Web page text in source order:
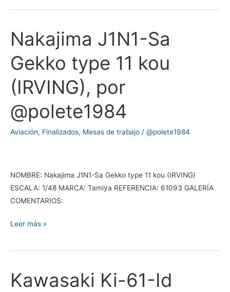
Nakajima J1N1-Sa
Gekko type 11 kou
(IRVING), por
@polete1984
Aviación, Finalizados, Mesas de trabajo / @polete1984
NOMBRE: Nakajima J1N1-Sa Gekko type 11 kou (IRVING)
ESCALA: 1/48 MARCA: Tamiya REFERENCIA: 61093 GALERÍA
COMENTARIOS:
Nakajima
J1N1-
Sa
Gekko
type
11
kou
(IRVING),
por
Leer más »
Kawasaki Ki-61-Id
Kawasaki
Ki-